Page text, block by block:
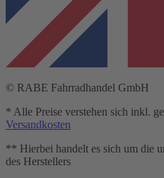
© RABE Fahrradhandel GmbH
* Alle Preise verstehen sich inkl.
Versandkosten
** Hierbei handelt es sich um die
des Herstellers